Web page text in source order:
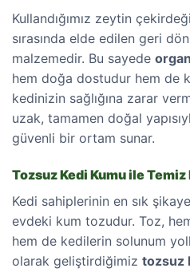
Kullandığımız zeytin
sırasında elde edilen geri
malzemedir. Bu sayede
hem doğa dostudur hem de
kedinizin sağlığına zarar
uzak, tamamen doğal
güvenli bir ortam sunar.
Tozsuz Kedi Kumu ile Temiz
Kedi sahiplerinin en sık
evdeki kum tozudur. Toz,
hem de kedilerin solunum
olarak geliştirdiğimiz tozsuz